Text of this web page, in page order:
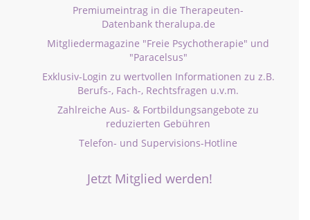
Premiumeintrag in die Therapeuten-
Datenbank theralupa.de
Mitgliedermagazine "Freie Psychotherapie" und
"Paracelsus"
Exklusiv-Login zu wertvollen Informationen zu z.B.
Berufs-, Fach-, Rechtsfragen u.v.m.
Zahlreiche Aus- & Fortbildungsangebote zu
reduzierten Gebühren
Telefon- und Supervisions-Hotline
Jetzt Mitglied werden!